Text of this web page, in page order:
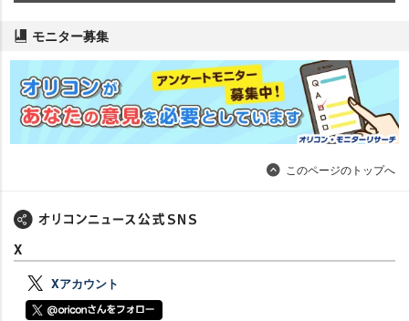
モニター募集
このページのトップへ
X
Xアカウント